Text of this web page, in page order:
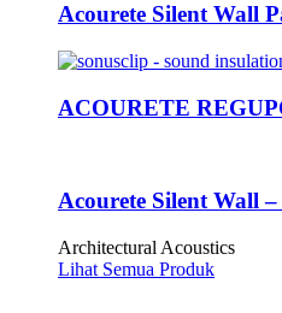
Acourete Silent Wall
ACOURETE
Acourete Silent Wall
Architectural Acoustics
Lihat Semua Produk